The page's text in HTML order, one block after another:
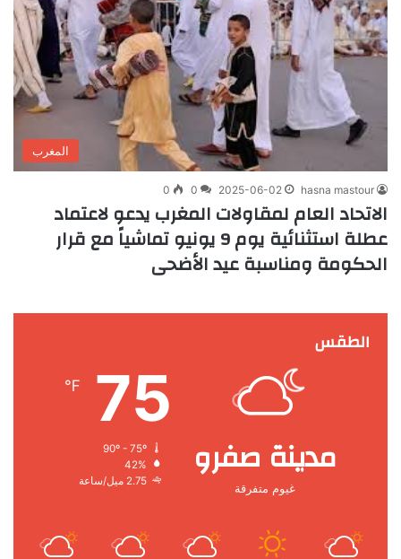
المغرب
hasna mastour
2025-06-02
0
0
الاتحاد العام لمقاولات المغرب يدعو لاعتماد
عطلة استثنائية يوم 9 يونيو تماشياً مع قرار
الحكومة ومناسبة عيد الأضحى
الطقس
مدينة صفرو
غيوم متفرقة
75
℉
42%
2.75 ميل/ساعة